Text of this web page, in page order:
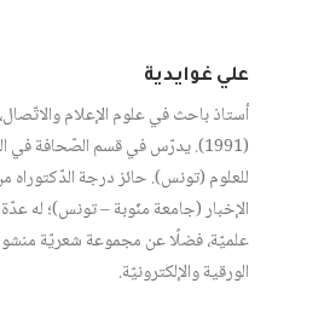
علي غوايدية
أستاذ باحث في علوم الإعلام
(1991). يدرّس في قسم الصّحافة في
للعلوم (تونس). حائز درجة الدّكتوراه
الإخبار (جامعة منّوبة – تونس)؛ له
علميّة، فضلًا عن مجموعة شعريّة
الورقية والإلكترونيّة.